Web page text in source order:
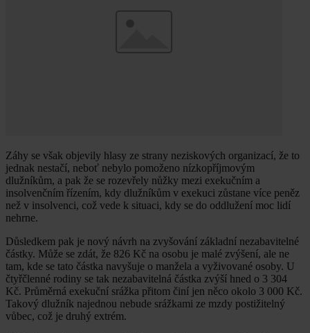
Záhy se však objevily hlasy ze strany neziskových organizací, že to
jednak nestačí, neboť nebylo pomoženo nízkopříjmovým
dlužníkům, a pak že se rozevřely nůžky mezi exekučním a
insolvenčním řízením, kdy dlužníkům v exekuci zůstane více peněz
než v insolvenci, což vede k situaci, kdy se do oddlužení moc lidí
nehrne.
Důsledkem pak je nový návrh na zvyšování základní nezabavitelné
částky. Může se zdát, že 826 Kč na osobu je malé zvýšení, ale ne
tam, kde se tato částka navyšuje o manžela a vyživované osoby. U
čtyřčlenné rodiny se tak nezabavitelná částka zvýší hned o 3 304
Kč. Průměrná exekuční srážka přitom činí jen něco okolo 3 000 Kč.
Takový dlužník najednou nebude srážkami ze mzdy postižitelný
vůbec, což je druhý extrém.